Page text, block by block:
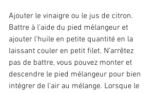
Ajouter le vinaigre ou le jus de citron.
Battre à l’aide du pied mélangeur et
ajouter l’huile en petite quantité en la
laissant couler en petit filet. N’arrêtez
pas de battre, vous pouvez monter et
descendre le pied mélangeur pour bien
intégrer de l’air au mélange. Lorsque le